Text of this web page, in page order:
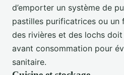
d’emporter un système de
pastilles purificatrices ou un
des rivières et des lochs
avant consommation pour
sanitaire.